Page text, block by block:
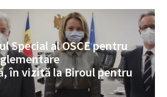
Special al OSCE pentru
în vizită la Biroul pentru